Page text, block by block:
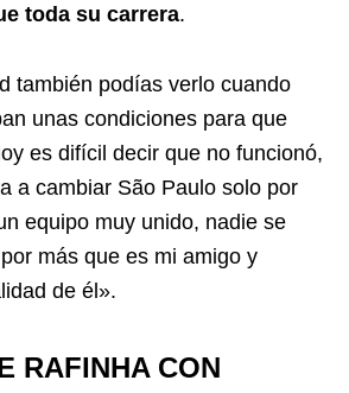
toda su carrera.
también podías verlo cuando
unas condiciones para que
es difícil decir que no funcionó,
a cambiar São Paulo solo por
equipo muy unido, nadie se
más que es mi amigo y
de él».
RAFINHA CON